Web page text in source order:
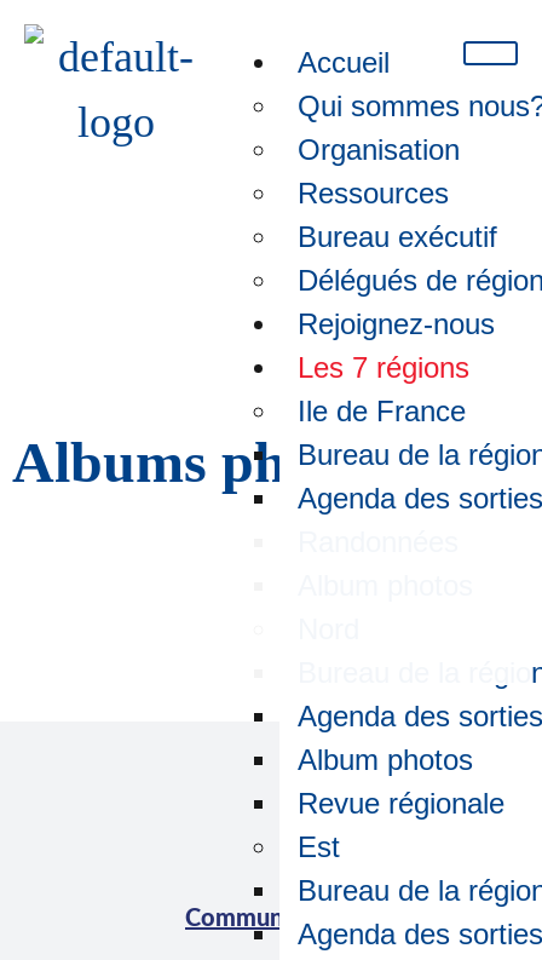
Accueil
Qui sommes
Organisation
Ressources
Bureau exécutif
Délégués de
Rejoignez-nous
Les 7 régions
Ile de France
Bureau de la
Agenda des
Bureau de la
Agenda des
Album photos
Revue régionale
Est
Bureau de la
Agenda des
Rhône Alpes-Album photos
Albums photos
Communication